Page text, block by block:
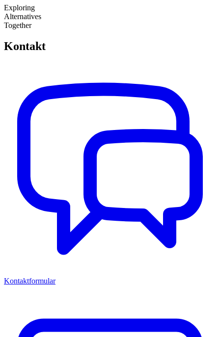
Exploring
Alternatives
Together
Kontakt
Kontaktformular